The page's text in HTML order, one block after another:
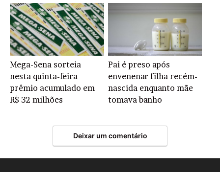
Mega-Sena sorteia
nesta quinta-feira
prêmio acumulado em
R$ 32 milhões
Pai é preso após
envenenar filha recém-
nascida enquanto mãe
tomava banho
Deixar um comentário